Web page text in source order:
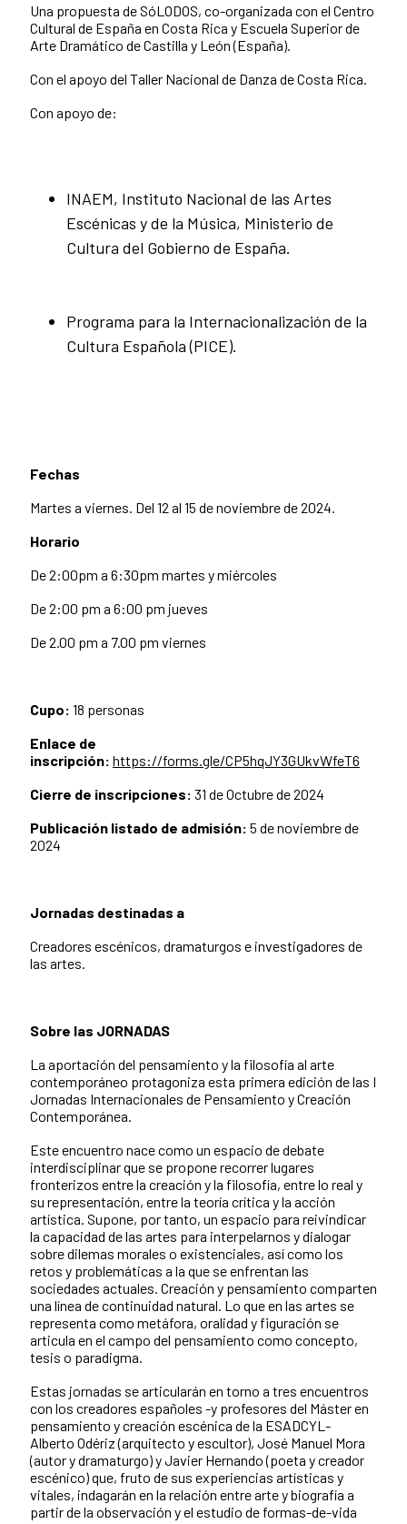
Una propuesta de SóLODOS, co-organizada con el Centro
Cultural de España en Costa Rica y Escuela Superior de
Arte Dramático de Castilla y León (España).
Con el apoyo del Taller Nacional de Danza de Costa Rica.
Con apoyo de:
INAEM, Instituto Nacional de las Artes
Escénicas y de la Música, Ministerio de
Cultura del Gobierno de España.
Programa para la Internacionalización de la
Cultura Española (PICE).
Fechas
Martes a viernes. Del 12 al 15 de noviembre de 2024.
Horario
De 2:00pm a 6:30pm martes y miércoles
De 2:00 pm a 6:00 pm jueves
De 2.00 pm a 7.00 pm viernes
Cupo: 18 personas
Enlace de
inscripción: https://forms.gle/CP5hqJY3GUkvWfeT6
Cierre de inscripciones: 31 de Octubre de 2024
Publicación listado de admisión: 5 de noviembre de
2024
Jornadas destinadas a
Creadores escénicos, dramaturgos e investigadores de
las artes.
Sobre las JORNADAS
La aportación del pensamiento y la filosofía al arte
contemporáneo protagoniza esta primera edición de las I
Jornadas Internacionales de Pensamiento y Creación
Contemporánea.
Este encuentro nace como un espacio de debate
interdisciplinar que se propone recorrer lugares
fronterizos entre la creación y la filosofía, entre lo real y
su representación, entre la teoría crítica y la acción
artística. Supone, por tanto, un espacio para reivindicar
la capacidad de las artes para interpelarnos y dialogar
sobre dilemas morales o existenciales, así como los
retos y problemáticas a la que se enfrentan las
sociedades actuales. Creación y pensamiento comparten
una línea de continuidad natural. Lo que en las artes se
representa como metáfora, oralidad y figuración se
articula en el campo del pensamiento como concepto,
tesis o paradigma.
Estas jornadas se articularán en torno a tres encuentros
con los creadores españoles -y profesores del Máster en
pensamiento y creación escénica de la ESADCYL-
Alberto Odériz (arquitecto y escultor), José Manuel Mora
(autor y dramaturgo) y Javier Hernando (poeta y creador
escénico) que, fruto de sus experiencias artísticas y
vitales, indagarán en la relación entre arte y biografía a
partir de la observación y el estudio de formas-de-vida